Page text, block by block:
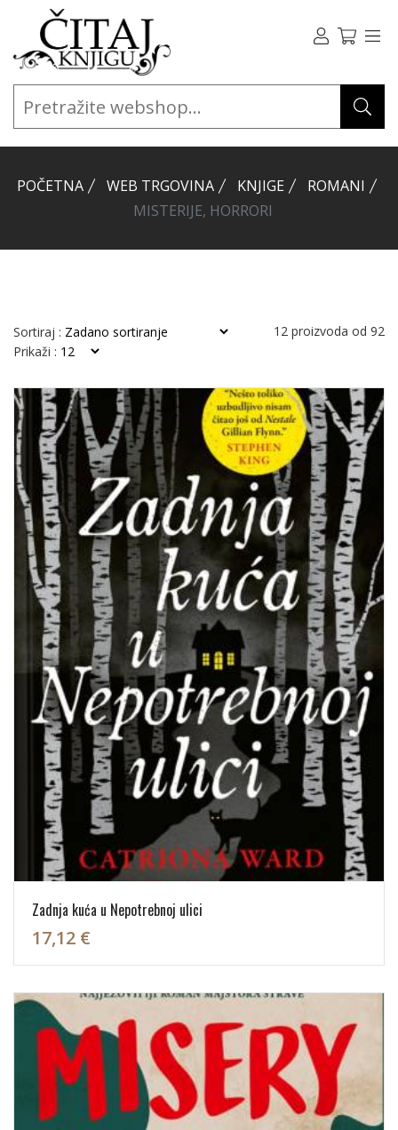
POČETNA WEB TRGOVINA KNJIGE
ROMANI
MISTERIJE, HORRORI
Sortiraj : 12 proizvoda od 92
Prikaži :
Zadnja kuća u Nepotrebnoj ulici
17,12 €